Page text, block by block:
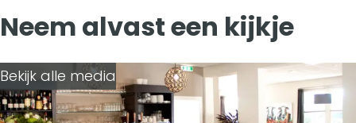
o
I
Neem alvast een kijkje
Bekijk alle media